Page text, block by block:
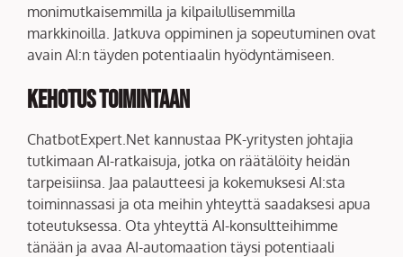
monimutkaisemmilla ja kilpailullisemmilla
markkinoilla. Jatkuva oppiminen ja sopeutuminen ovat
avain AI:n täyden potentiaalin hyödyntämiseen.
Kehotus Toimintaan
ChatbotExpert.Net kannustaa PK-yritysten johtajia
tutkimaan AI-ratkaisuja, jotka on räätälöity heidän
tarpeisiinsa. Jaa palautteesi ja kokemuksesi AI:sta
toiminnassasi ja ota meihin yhteyttä saadaksesi apua
toteutuksessa. Ota yhteyttä AI-konsultteihimme
tänään ja avaa AI-automaation täysi potentiaali